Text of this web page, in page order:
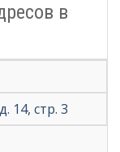
в
14, стр. 3